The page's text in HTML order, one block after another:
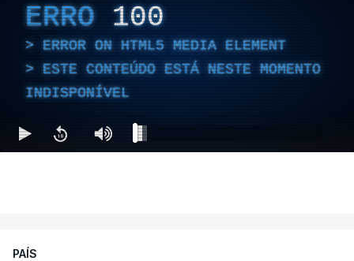
ERRO 100
ERROR ON HTML5 MEDIA ELEMENT
ESTE CONTEÚDO ESTÁ NESTE MOMENTO
INDISPONÍVEL
PAÍS